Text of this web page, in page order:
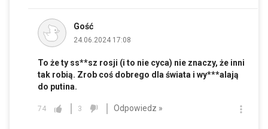
Gość
24.06.2024 17:08
To że ty ss**sz rosji (i to nie cyca) nie znaczy, że inni
tak robią. Zrob coś dobrego dla świata i wy***alają
do putina.
74 3 Odpowiedz »